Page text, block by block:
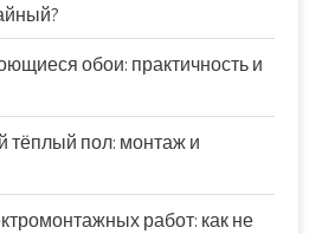
обои: практичность и
пол: монтаж и
работ: как не